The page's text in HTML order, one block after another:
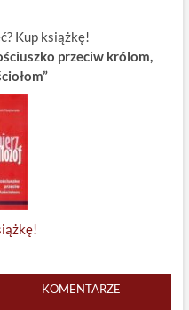
Kup książkę!
przeciw królom,
KOMENTARZE